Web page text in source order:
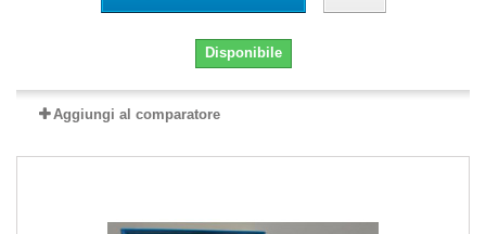
Disponibile
Aggiungi al comparatore